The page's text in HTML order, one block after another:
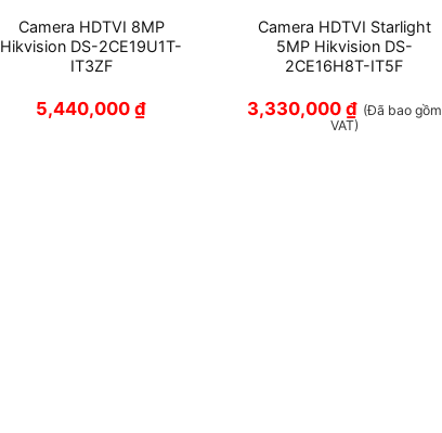
Camera HDTVI 8MP
Hikvision DS-2CE19U1T-
IT3ZF
5,440,000₫
Camera HDTVI Starlight
5MP Hikvision DS-
2CE16H8T-IT5F
3,330,000 ₫ (Đã bao gồm
VAT)